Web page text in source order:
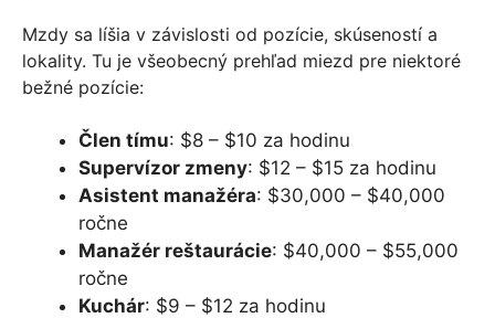
Mzdy sa líšia v závislosti od pozície, skúseností a
lokality. Tu je všeobecný prehľad miezd pre niektoré
bežné pozície:
Člen tímu: $8 – $10 za hodinu
Supervízor zmeny: $12 – $15 za hodinu
Asistent manažéra: $30,000 – $40,000
ročne
Manažér reštaurácie: $40,000 – $55,000
ročne
Kuchár: $9 – $12 za hodinu